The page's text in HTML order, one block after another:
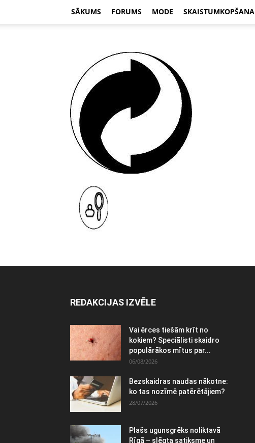
SĀKUMS FORUMS MODE SKAISTUMKOPŠANA
REDAKCIJAS IZVĒLE
Vai ērces tiešām krīt no
kokiem? Speciālisti skaidro
populārākos mītus par...
06/08/2026
Bezskaidras naudas nākotne:
ko tas nozīmē patērētājiem?
28/07/2026
Plašs ugunsgrēks noliktavā
Rīgā – slēgta satiksme un